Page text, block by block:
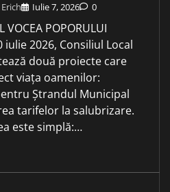
Iulie 7, 2026 0
VOCEA POPORULUI
iulie 2026, Consiliul Local
două proiecte care
viața oamenilor:
Ștrandul Municipal
tarifelor la salubrizare.
este simplă:…